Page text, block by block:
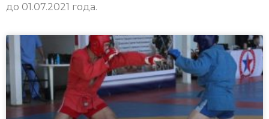
до 01.07.2021 года.